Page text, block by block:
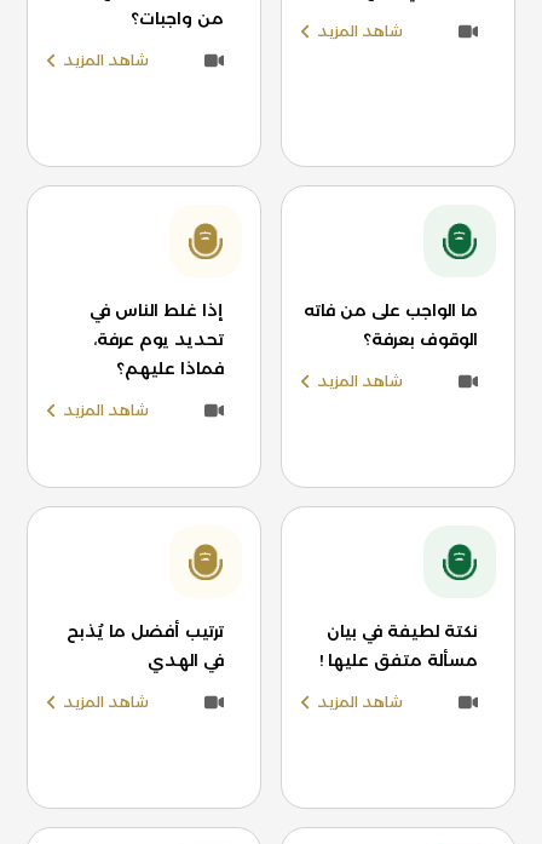
شاهد المزيد
من واجبات؟
شاهد المزيد
ما الواجب على من فاته
الوقوف بعرفة؟
شاهد المزيد
إذا غلط الناس في
تحديد يوم عرفة،
فماذا عليهم؟
شاهد المزيد
نكتة لطيفة في بيان
مسألة متفق عليها !
شاهد المزيد
ترتيب أفضل ما يُذبح
في الهدي
شاهد المزيد